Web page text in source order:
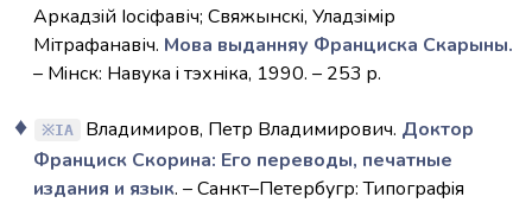
Аркадзiй Іосіфавіч; Свяжынскi, Уладзiмiр
Мітрафанавіч. Мова выданняу Франциска Скарыны.
– Мiнск: Навука i тэхнiка, 1990. – 253 p.
IA Владимиров, Петр Владимирович. Доктор
Франциск Скорина: Его переводы, печатные
издания и язык. – Санкт–Петербугр: Типографiя